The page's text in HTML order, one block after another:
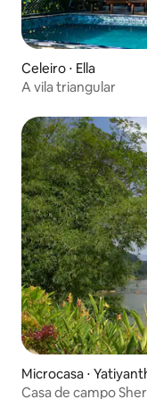
Celeiro ⋅ Ella
A vila triangular
Microcasa ⋅
Casa de campo